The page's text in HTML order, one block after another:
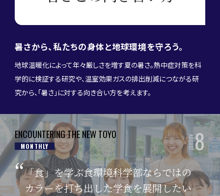
暑さから、私たちの身体と地球環境を守ろう。
地球温暖化によって年々厳しさを増す夏の暑さ。熱中症対策を科
学的に検証する研究や、温室効果ガスの排出削減につながる研
究から、「暑さ」に対する向き合い方を考えます。
ENCOUNTERING THE NEW TOYO
MONTHLY AUGUST8
「食」を学ぶ食環境科学部ならではの
カラーを打ち出した学食を展開したい